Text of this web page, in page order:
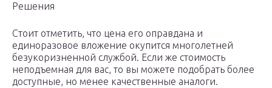
Решения
Стоит отметить, что цена его оправдана и
единоразовое вложение окупится многолетней
безукоризненной службой. Если же стоимость
неподъемная для вас, то вы можете подобрать более
доступные, но менее качественные аналоги.